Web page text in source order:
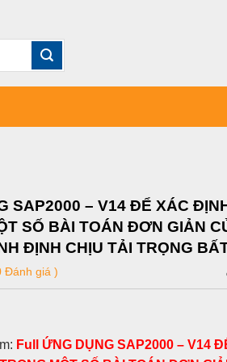
SAP2000 – V14 ĐỂ XÁC
SỐ BÀI TOÁN ĐƠN GIẢN
ĐỊNH CHỊU TẢI TRỌNG
Đánh giá )
Full ỨNG DỤNG SAP2000 – V14